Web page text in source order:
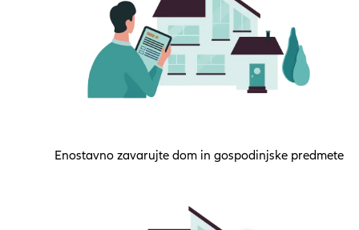
Enostavno zavarujte dom in gospodinjske predmete